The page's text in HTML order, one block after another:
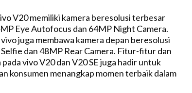
V20 memiliki kamera beresolusi terbesar
Eye Autofocus dan 64MP Night Camera.
juga membawa kamera depan beresolusi
dan 48MP Rear Camera. Fitur-fitur dan
vivo V20 dan V20 SE juga hadir untuk
konsumen menangkap momen terbaik dalam